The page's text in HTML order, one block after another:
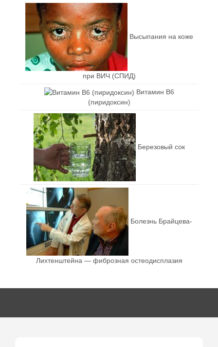
Высыпания на коже
при ВИЧ (СПИД)
Витамин В6
(пиридоксин)
Березовый сок
Болезнь Брайцева-
Лихтенштейна — фиброзная остеодисплазия